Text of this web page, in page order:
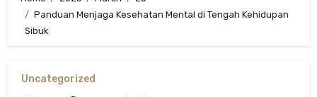
Panduan Menjaga Kesehatan Mental di Tengah Kehidupan
Sibuk
Uncategorized